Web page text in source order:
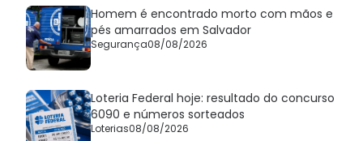
Homem é encontrado morto com mãos e
pés amarrados em Salvador
Segurança08/08/2026
Loteria Federal hoje: resultado do concurso
6090 e números sorteados
Loterias08/08/2026